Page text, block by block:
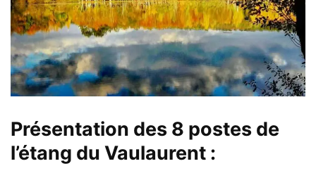
Présentation des 8 postes de
l’étang du Vaulaurent :